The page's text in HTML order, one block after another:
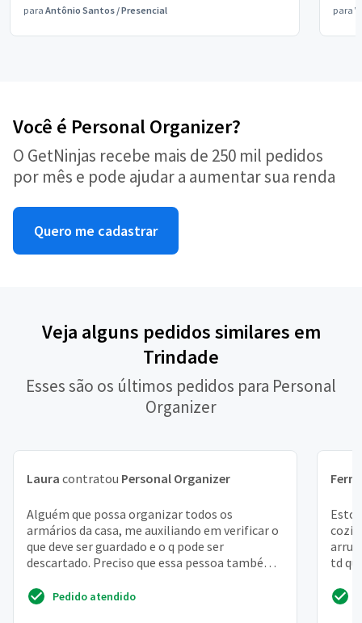
para Antônio Santos /Presencial para
Você é Personal Organizer?
O GetNinjas recebe mais de 250 mil pedidos
por mês e pode ajudar a aumentar sua renda
Quero me cadastrar
Veja alguns pedidos similares em
Trindade
Esses são os últimos pedidos para Personal
Organizer
Laura contratou Personal Organizer
Alguém que possa organizar todos os
armários da casa, me auxiliando em verificar o
que deve ser guardado e o q pode ser
descartado. Preciso que essa pessoa também
Pedido atendido
td